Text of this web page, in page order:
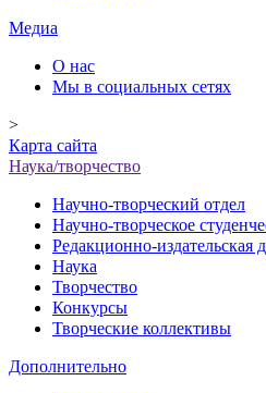
Медиа
О нас
Мы в социальных сетях
>
Карта сайта
Наука/творчество
Научно-творческий отдел
Научно-творческое
Редакционно-издательская
Наука
Творчество
Конкурсы
Творческие коллективы
Дополнительно